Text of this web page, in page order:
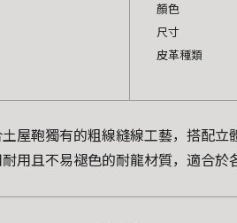
顏色
尺寸
皮革種類
屋鞄獨有的粗線縫線工藝，搭配
用且不易褪色的耐龍材質，適合於